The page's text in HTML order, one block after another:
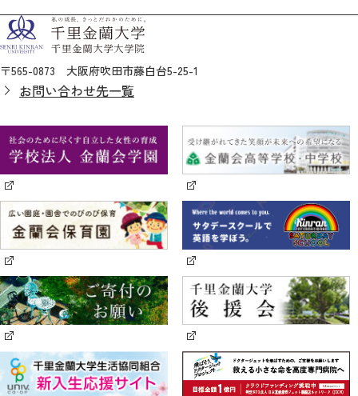
〒565-0873 大阪府吹田市藤白台5-25-1
お問い合わせ先一覧